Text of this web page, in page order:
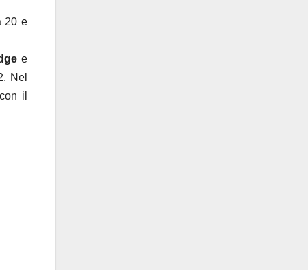
20 e
e
Nel
il